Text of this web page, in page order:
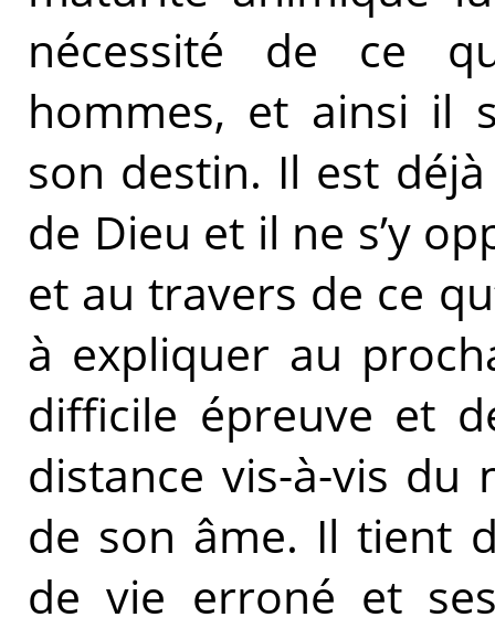
nécessité de ce
hommes, et ainsi il
son destin. Il est
de Dieu et il ne s’y
et au travers de ce
à expliquer au
difficile épreuve et
distance vis-à-vis
de son âme. Il tient
de vie erroné et